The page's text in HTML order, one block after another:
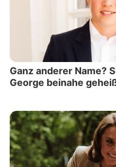
Ganz anderer Name?
George beinahe